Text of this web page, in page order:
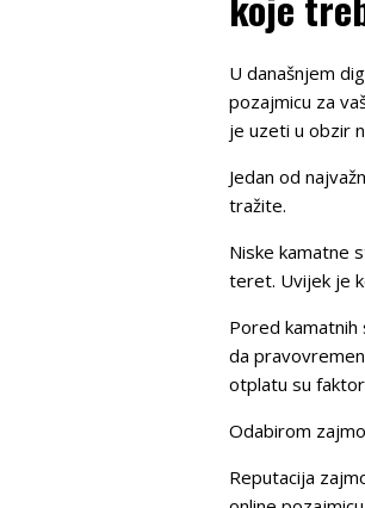
U današnjem
pozajmicu za
je uzeti u obzir
Jedan od
tražite.
Niske kamatne
teret. Uvijek je
Pored
da
otplatu su
Odabirom
Reputacija